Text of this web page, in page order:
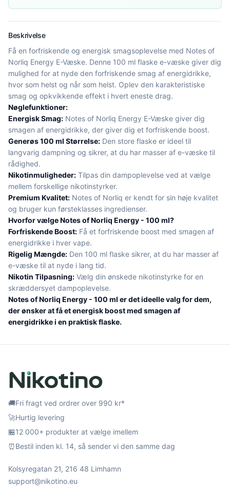
Beskrivelse
Få en forfriskende og energisk smagsoplevelse med Notes of
Norliq Energy E-Væske. Denne 100 ml flaske e-væske giver dig
mulighed for at nyde den forfriskende smag af energidrikke,
hvor som helst og når som helst. Oplev den karakteristiske
smag og opkvikkende effekt i hvert eneste drag.
Nøglefunktioner:
Energisk Smag: Notes of Norliq Energy E-Væske giver dig
smagen af energidrikke, der giver dig et forfriskende boost.
Generøs 100 ml Størrelse: Den store flaske er ideel til
langvarig dampning og sikrer, at du har masser af e-væske til
rådighed.
Nikotinmuligheder: Tilpas din dampoplevelse ved at vælge
mellem forskellige nikotinstyrker.
Premium Kvalitet: Notes of Norliq er kendt for sin høje kvalitet
og bruger kun førsteklasses ingredienser.
Hvorfor vælge Notes of Norliq Energy - 100 ml?
Forfriskende Boost: Få et forfriskende boost med smagen af
energidrikke i hver vape.
Rigelig Mængde: Den 100 ml flaske sikrer, at du har masser af
e-væske til at nyde i lang tid.
Nikotin Tilpasning: Vælg din ønskede nikotinstyrke for en
skræddersyet dampoplevelse.
Notes of Norliq Energy - 100 ml er det ideelle valg for dem,
der ønsker at få et energisk boost med smagen af
energidrikke i en praktisk flaske.
🚚Fri fragt ved ordrer over 990 kr*
🚀Hurtig levering
🏪12 000+ produkter at vælge imellem
⏰Bestil inden kl. 14, så sender vi den samme dag
Kolsyregatan 21, 216 48 Limhamn
support@nikotino.eu